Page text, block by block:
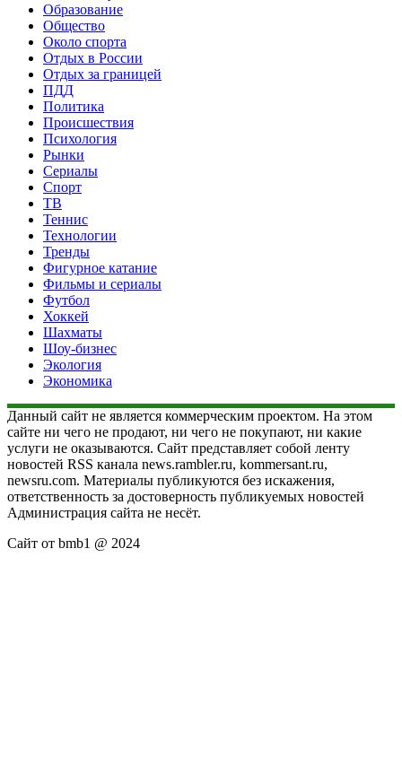
Образование
Общество
Около спорта
Отдых в России
Отдых за границей
ПДД
Политика
Происшествия
Психология
Рынки
Сериалы
Спорт
ТВ
Теннис
Технологии
Тренды
Фигурное катание
Фильмы и сериалы
Футбол
Хоккей
Шахматы
Шоу-бизнес
Экология
Экономика
Данный сайт не является коммерческим проектом. На этом
сайте ни чего не продают, ни чего не покупают, ни какие
услуги не оказываются. Сайт представляет собой ленту
новостей RSS канала news.rambler.ru, kommersant.ru,
newsru.com. Материалы публикуются без искажения,
ответственность за достоверность публикуемых новостей
Администрация сайта не несёт.
Сайт от bmb1 @ 2024